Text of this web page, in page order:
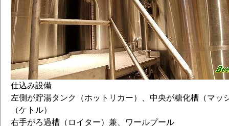
仕込み設備
左側が貯湯タンク（ホットリカー）、中央が糖化槽（マッ
（ケトル）
右手がろ過槽（ロイター）兼、ワールプール